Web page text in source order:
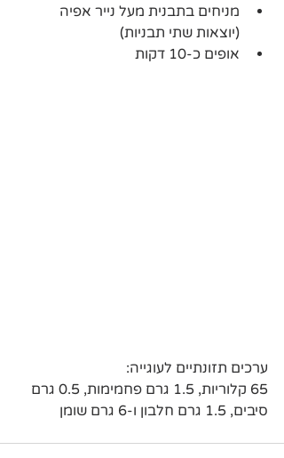
מניחים בתבנית מעל נייר אפיה
(יוצאות שתי תבניות)
אופים כ-10 דקות
ערכים תזונתיים לעוגייה:
65 קלוריות, 1.5 גרם פחמימות, 0.5 גרם
סיבים, 1.5 גרם חלבון ו-6 גרם שומן